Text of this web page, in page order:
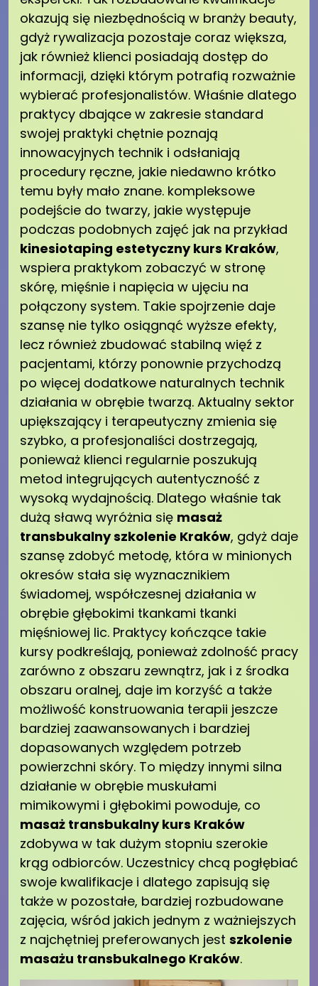
okazują się niezbędnością w branży beauty,
gdyż rywalizacja pozostaje coraz większa,
jak również klienci posiadają dostęp do
informacji, dzięki którym potrafią rozważnie
wybierać profesjonalistów. Właśnie dlatego
praktycy dbające w zakresie standard
swojej praktyki chętnie poznają
innowacyjnych technik i odsłaniają
procedury ręczne, jakie niedawno krótko
temu były mało znane. kompleksowe
podejście do twarzy, jakie występuje
podczas podobnych zajęć jak na przykład
kinesiotaping estetyczny kurs Kraków,
wspiera praktykom zobaczyć w stronę
skórę, mięśnie i napięcia w ujęciu na
połączony system. Takie spojrzenie daje
szansę nie tylko osiągnąć wyższe efekty,
lecz również zbudować stabilną więź z
pacjentami, którzy ponownie przychodzą
po więcej dodatkowe naturalnych technik
działania w obrębie twarzą. Aktualny sektor
upiększający i terapeutyczny zmienia się
szybko, a profesjonaliści dostrzegają,
ponieważ klienci regularnie poszukują
metod integrujących autentyczność z
wysoką wydajnością. Dlatego właśnie tak
dużą sławą wyróżnia się masaż
transbukalny szkolenie Kraków, gdyż daje
szansę zdobyć metodę, która w minionych
okresów stała się wyznacznikiem
świadomej, współczesnej działania w
obrębie głębokimi tkankami tkanki
mięśniowej lic. Praktycy kończące takie
kursy podkreślają, ponieważ zdolność pracy
zarówno z obszaru zewnątrz, jak i z środka
obszaru oralnej, daje im korzyść a także
możliwość konstruowania terapii jeszcze
bardziej zaawansowanych i bardziej
dopasowanych względem potrzeb
powierzchni skóry. To między innymi silna
działanie w obrębie muskułami
mimikowymi i głębokimi powoduje, co
masaż transbukalny kurs Kraków
zdobywa w tak dużym stopniu szerokie
krąg odbiorców. Uczestnicy chcą pogłębiać
swoje kwalifikacje i dlatego zapisują się
także w pozostałe, bardziej rozbudowane
zajęcia, wśród jakich jednym z ważniejszych
z najchętniej preferowanych jest szkolenie
masażu transbukalnego Kraków.